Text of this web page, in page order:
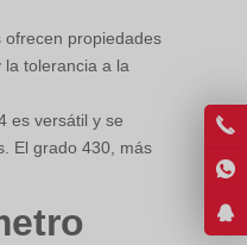
Thai
Vietnamese
Georgian
Bhojpuri
Korean
ofrecen propiedades
tolerancia a la
es versátil y se
El grado 430, más